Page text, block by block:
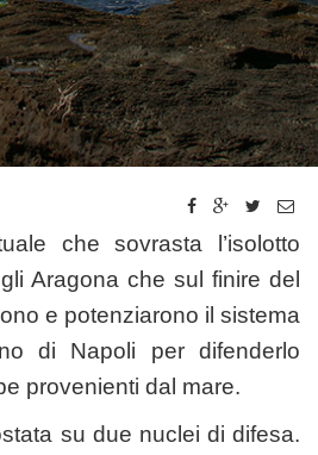
che sovrasta l’isolotto
Aragona che sul finire del
e potenziarono il sistema
di Napoli per difenderlo
provenienti dal mare.
su due nuclei di difesa.